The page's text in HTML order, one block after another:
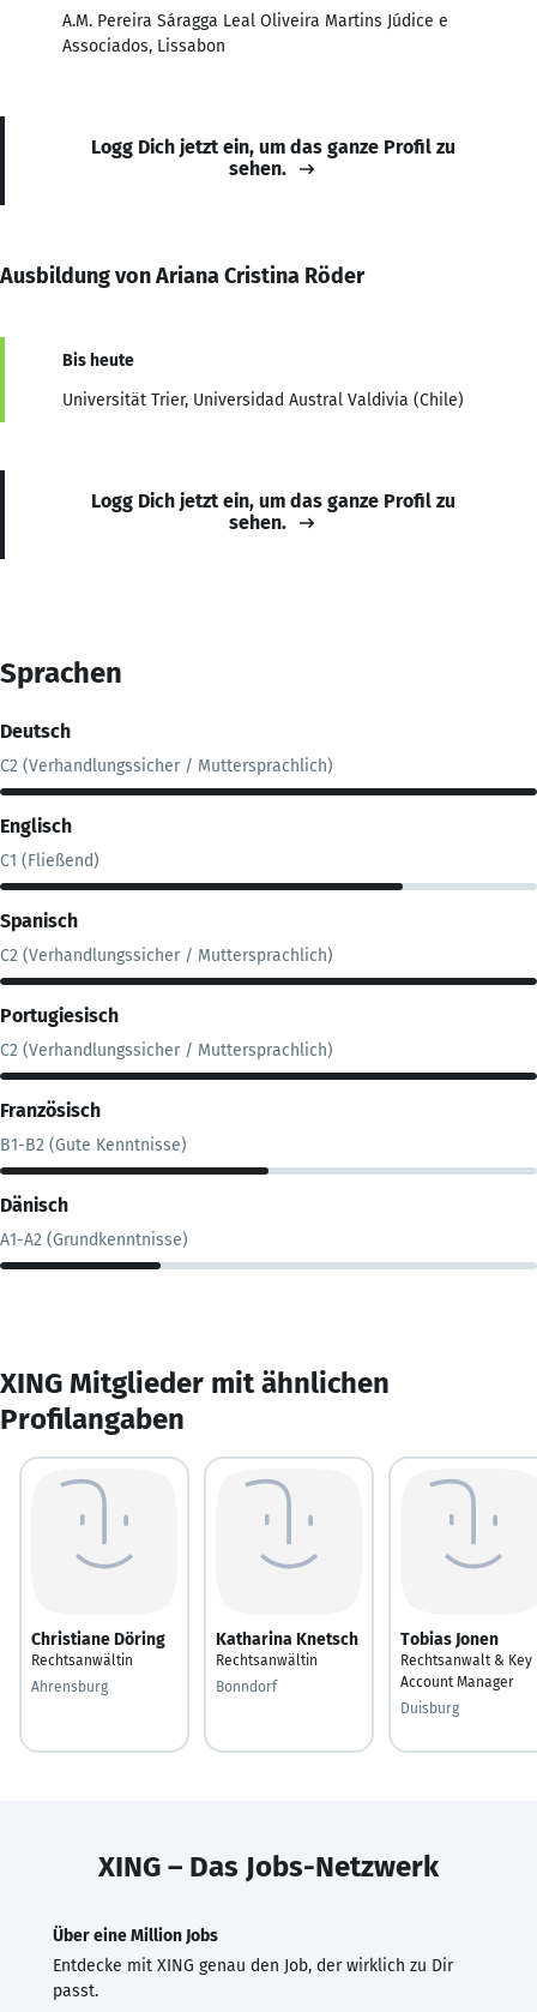
A.M. Pereira Sáragga Leal Oliveira Martins Júdice e
Associados, Lissabon
Logg Dich jetzt ein, um das ganze Profil zu
sehen.
Ausbildung von Ariana Cristina Röder
Bis heute
Universität Trier, Universidad Austral Valdivia (Chile)
Logg Dich jetzt ein, um das ganze Profil zu
sehen.
Sprachen
Deutsch
C2 (Verhandlungssicher / Muttersprachlich)
Englisch
C1 (Fließend)
Spanisch
C2 (Verhandlungssicher / Muttersprachlich)
Portugiesisch
C2 (Verhandlungssicher / Muttersprachlich)
Französisch
B1-B2 (Gute Kenntnisse)
Dänisch
A1-A2 (Grundkenntnisse)
XING Mitglieder mit ähnlichen
Profilangaben
Christiane Döring
Rechtsanwältin
Ahrensburg
Katharina Knetsch
Rechtsanwältin
Bonndorf
Tobias Jonen
Rechtsanwalt & Key
Account Manager
Duisburg
XING – Das Jobs-Netzwerk
Über eine Million Jobs
Entdecke mit XING genau den Job, der wirklich zu Dir
passt.